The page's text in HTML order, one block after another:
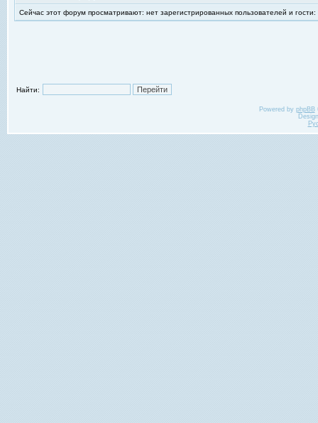
Сейчас этот форум просматривают: нет зарегистрированных пользователей и гости:
Найти:
Powered by phpBB